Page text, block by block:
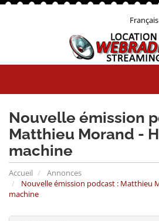
Français
Nouvelle émission
Matthieu Morand -
machine
Accueil
Annonces
Nouvelle émission podcast : Matthieu
machine